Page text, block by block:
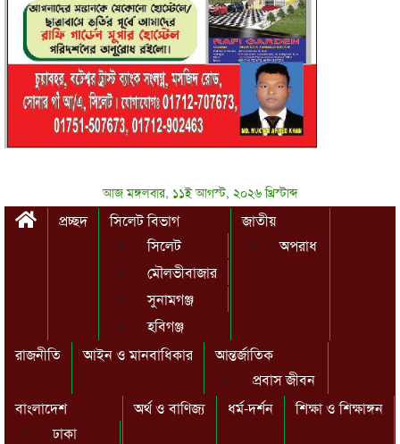
আজ মঙ্গলবার, ১১ই আগস্ট, ২০২৬ খ্রিস্টাব্দ
প্রচ্ছদ
সিলেট বিভাগ
সিলেট
মৌলভীবাজার
সুনামগঞ্জ
হবিগঞ্জ
জাতীয়
অপরাধ
রাজনীতি আইন ও মানবাধিকার
আন্তর্জাতিক
প্রবাস জীবন
বাংলাদেশ
ঢাকা
অর্থ ও বাণিজ্য ধর্ম-দর্শন শিক্ষা ও শিক্ষাঙ্গন